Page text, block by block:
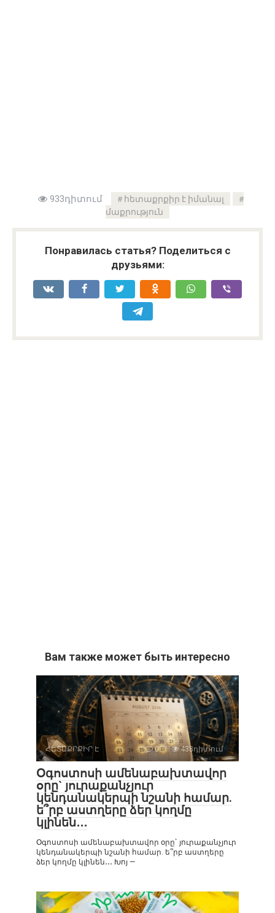
933դիտում
հետաքրքիր է իմանալ
մաքրություն
Понравилась статья? Поделиться с
друзьями:
Вам также может быть интересно
ՀԵՏԱՔՐՔԻՐ Է 0 438դիտում
Օգոստոսի ամենաբախտավոր
օրը` յուրաքանչյուր
կենդանակերպի նշանի համար.
ե՞րբ աստղերը ձեր կողմը
կլինեն․․․
Օգոստոսի ամենաբախտավոր օրը` յուրաքանչյուր
կենդանակերպի նշանի համար. ե՞րբ աստղերը
ձեր կողմը կլինեն․․․ Խոյ —